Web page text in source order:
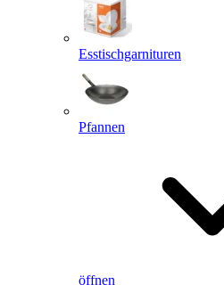
Esstischgarnituren
Pfannen
öffnen